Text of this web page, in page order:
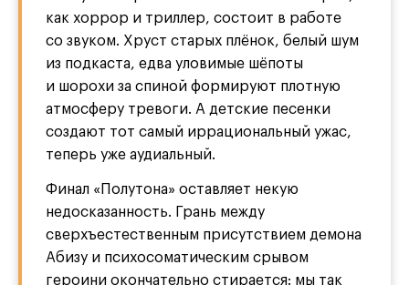
как хоррор и триллер, состоит в работе
со звуком. Хруст старых плёнок, белый шум
из подкаста, едва уловимые шёпоты
и шорохи за спиной формируют плотную
атмосферу тревоги. А детские песенки
создают тот самый иррациональный ужас,
теперь уже аудиальный.
Финал «Полутона» оставляет некую
недосказанность. Грань между
сверхъестественным присутствием демона
Абизу и психосоматическим срывом
героини окончательно стирается: мы так